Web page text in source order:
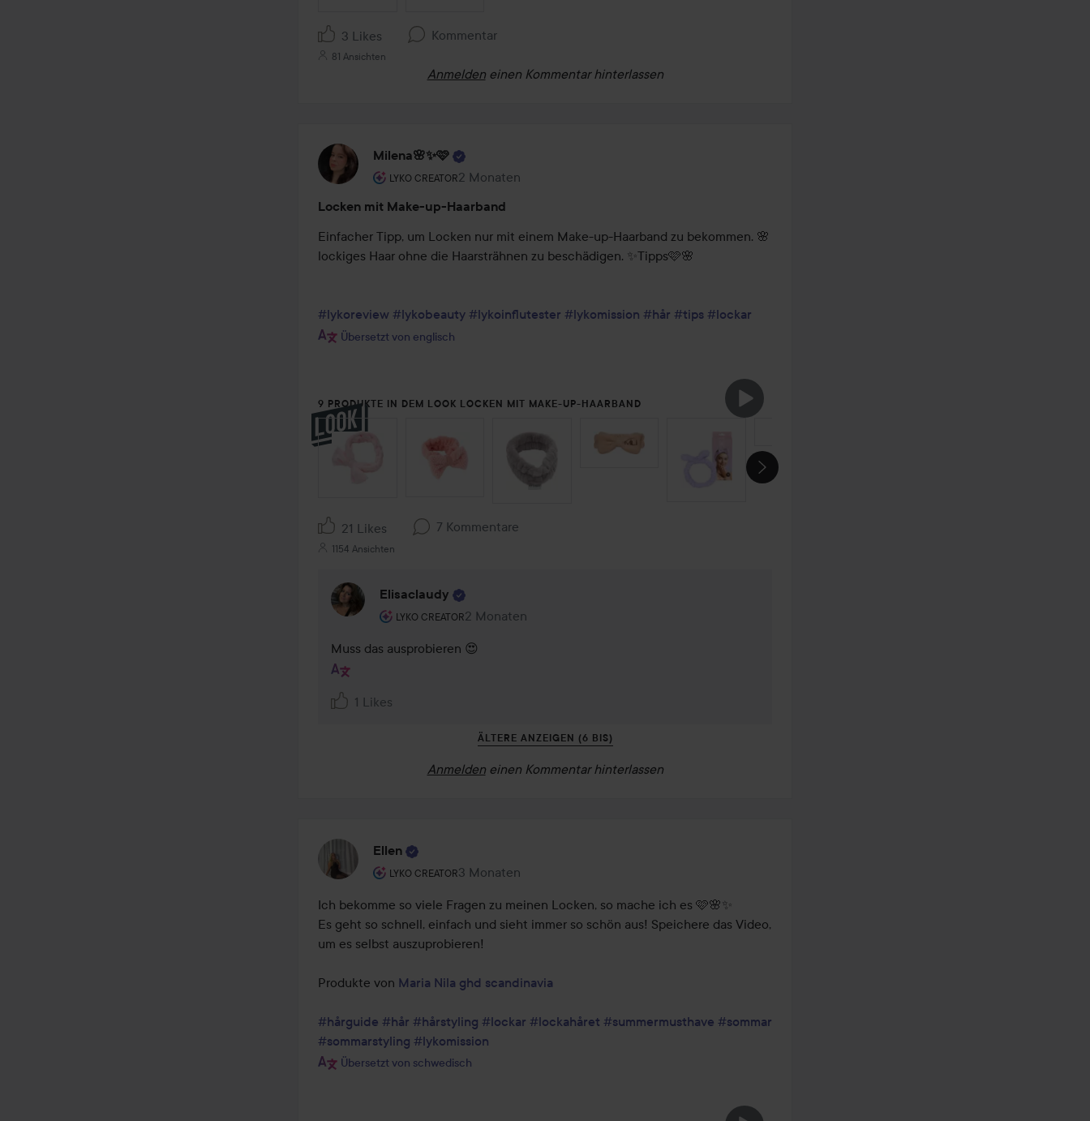
3 Likes Kommentar
81 Ansichten
Anmelden einen Kommentar hinterlassen
Milena🌸✨🩷
LYKO CREATOR
Rolle des Benutzers: Lyko Creator.
2 Monaten
Der Beitrag wurde 2 Monaten erstellt
Locken mit Make-up-Haarband
Einfacher Tipp, um Locken nur mit einem Make-up-Haarband zu bekommen. 🌸
lockiges Haar ohne die Haarsträhnen zu beschädigen. ✨Tipps🩷🌸
#lykoreview #lykobeauty #lykoinflutester #lykomission #hår #tips #lockar
Übersetzt von englisch
9 PRODUKTE IN DEM LOOK LOCKEN MIT MAKE-UP-HAARBAND
SEKTION ÜBERSPRINGEN
21 Likes 7 Kommentare
1154 Ansichten
Elisaclaudy
LYKO CREATOR
Rolle des Benutzers: Lyko Creator.
2 Monaten
Kommentaren lades 2 Monaten
Muss das ausprobieren 😍
1 Likes
ÄLTERE ANZEIGEN (6 BIS)
Anmelden einen Kommentar hinterlassen
Ellen
LYKO CREATOR
Rolle des Benutzers: Lyko Creator.
3 Monaten
Der Beitrag wurde 3 Monaten erstellt
Ich bekomme so viele Fragen zu meinen Locken, so mache ich es 🩷🌸✨
Es geht so schnell, einfach und sieht immer so schön aus! Speichere das Video,
um es selbst auszuprobieren!
Produkte von Maria Nila ghd scandinavia
#hårguide #hår #hårstyling #lockar #lockahåret #summermusthave #sommar
#sommarstyling #lykomission
Übersetzt von schwedisch